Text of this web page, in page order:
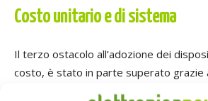
Costo unitario e di sistema
Il terzo ostacolo all’adozione dei
costo, è stato in parte superato grazie
della catena di fornitura. Un maggior